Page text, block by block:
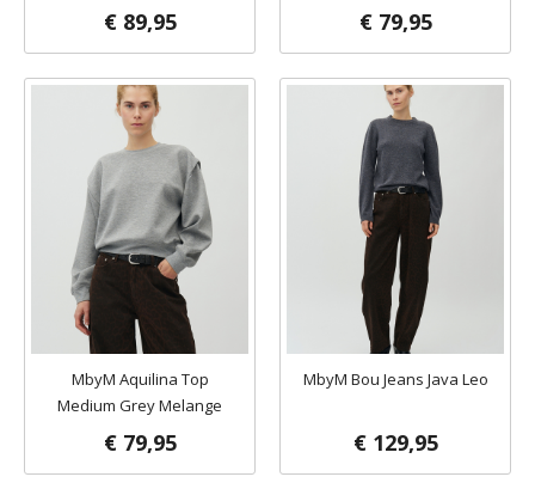
€ 89,95 € 79,95
MbyM Aquilina Top
Medium Grey Melange
€ 79,95
MbyM Bou Jeans Java Leo
€ 129,95